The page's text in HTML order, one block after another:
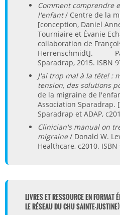
Comment comprendre
l'enfant/ Centre de la
[conception, Daniel
Tourniaire et Évanie
collaboration de
Herrenschmidt].
Sparadrap, 2015. ISBN
J'ai trop mal à la tête! :
tension, des solutions
de la migraine de
Association Sparadrap.
Sparadrap et ADAP,
Clinician's manual on
migraine/ Donald W.
Healthcare, c2010.
LIVRES ET RESSOURCE EN FORMAT
LE RÉSEAU DU CHU SAINTE-JUSTINE)